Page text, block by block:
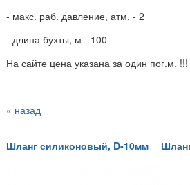
- макс. раб. давление, атм. - 2
- длина бухты, м - 100
На сайте цена указана за один пог.м. !!!
« назад
Шланг силиконовый, D-10мм